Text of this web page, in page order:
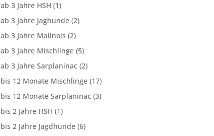
ab 3 Jahre HSH (1)
ab 3 Jahre Jaghunde(2)
ab 3 Jahre Malinois (2)
ab 3 Jahre Mischlinge(5)
ab 3 Jahre Sarplaninac(2)
bis 12 Monate Mischlinge(17)
bis 12 Monate Sarplaninac(3)
bis 2 Jahre HSH (1)
bis 2 Jahre Jagdhunde(6)